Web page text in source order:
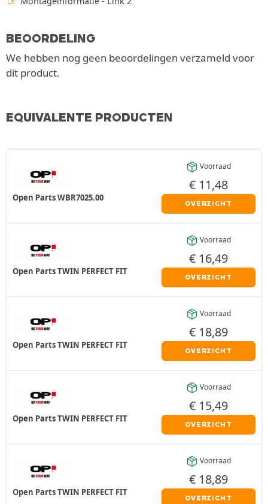
BEOORDELING
We hebben nog geen beoordelingen verzameld voor
dit product.
EQUIVALENTE PRODUCTEN
Open Parts WBR7025.00
Voorraad
€ 11,48
OVERZICHT
Open Parts TWIN PERFECT FIT
Voorraad
€ 16,49
OVERZICHT
Open Parts TWIN PERFECT FIT
Voorraad
€ 18,89
OVERZICHT
Open Parts TWIN PERFECT FIT
Voorraad
€ 15,49
OVERZICHT
Open Parts TWIN PERFECT FIT
Voorraad
€ 18,89
OVERZICHT